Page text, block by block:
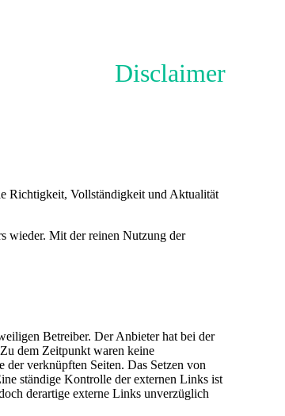
Disclaimer
Richtigkeit, Vollständigkeit und Aktualität
wieder. Mit der reinen Nutzung der
Betreiber. Der Anbieter hat bei der
dem Zeitpunkt waren keine
verknüpften Seiten. Das Setzen von
ständige Kontrolle der externen Links ist
derartige externe Links unverzüglich